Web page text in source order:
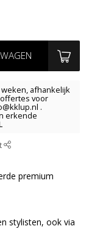
afhankelijk
voor
.
erkende
premium
stylisten, ook via